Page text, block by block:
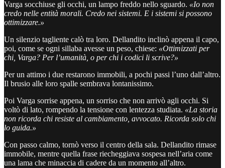
Varga socchiuse gli occhi, un lampo freddo nello sguardo. «Io non
credo nelle entità morali. Credo nei sistemi. E i sistemi si possono
ottimizzare.»
Un silenzio tagliente calò tra loro. Dellandito inclinò appena il capo,
poi, come se ogni sillaba avesse un peso, chiese: «Ottimizzati per
chi, Varga? Per l’umanità, o per chi i codici li scrive?»
Per un attimo i due restarono immobili, a pochi passi l’uno dall’altro.
Il brusio alle loro spalle sembrava lontanissimo.
Poi Varga sorrise appena, un sorriso che non arrivò agli occhi. Si
voltò di lato, rompendo la tensione con lentezza studiata. «La storia
non ricorda chi resiste al cambiamento, avvocato. Ricorda solo chi
lo guida.»
Con passo calmo, tornò verso il centro della sala. Dellandito rimase
immobile, mentre quella frase riecheggiava sospesa nell’aria come
una lama che minaccia di cadere da un momento all’altro.